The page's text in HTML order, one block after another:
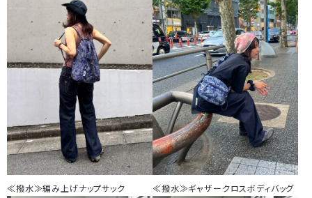
≪撥水≫編み上げナップサック ≪撥水≫ギャザークロスボディバッグ